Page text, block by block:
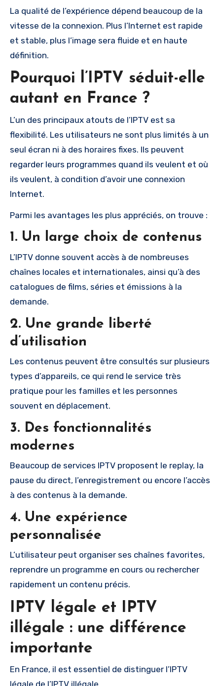
La qualité de l’expérience dépend beaucoup de la
vitesse de la connexion. Plus l’Internet est rapide
et stable, plus l’image sera fluide et en haute
définition.
Pourquoi l’IPTV séduit-elle
autant en France ?
L’un des principaux atouts de l’IPTV est sa
flexibilité. Les utilisateurs ne sont plus limités à un
seul écran ni à des horaires fixes. Ils peuvent
regarder leurs programmes quand ils veulent et où
ils veulent, à condition d’avoir une connexion
Internet.
Parmi les avantages les plus appréciés, on trouve :
1. Un large choix de contenus
L’IPTV donne souvent accès à de nombreuses
chaînes locales et internationales, ainsi qu’à des
catalogues de films, séries et émissions à la
demande.
2. Une grande liberté
d’utilisation
Les contenus peuvent être consultés sur plusieurs
types d’appareils, ce qui rend le service très
pratique pour les familles et les personnes
souvent en déplacement.
3. Des fonctionnalités
modernes
Beaucoup de services IPTV proposent le replay, la
pause du direct, l’enregistrement ou encore l’accès
à des contenus à la demande.
4. Une expérience
personnalisée
L’utilisateur peut organiser ses chaînes favorites,
reprendre un programme en cours ou rechercher
rapidement un contenu précis.
IPTV légale et IPTV
illégale : une différence
importante
En France, il est essentiel de distinguer l’IPTV